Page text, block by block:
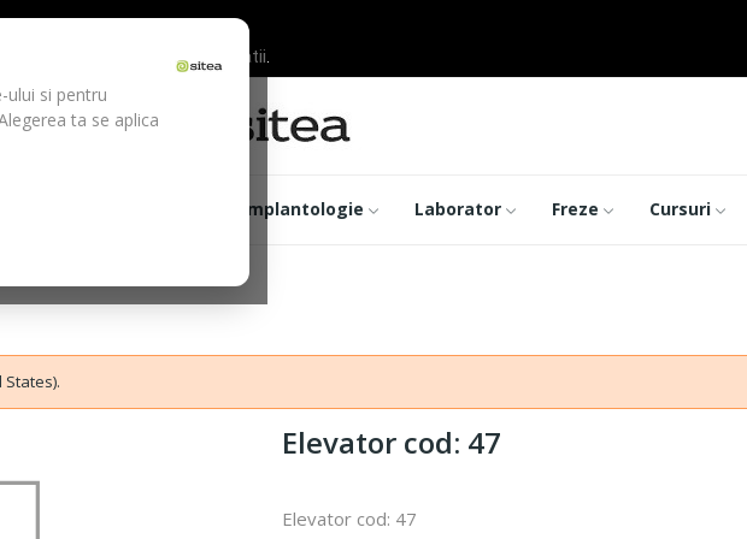
ului si pentru
ta se aplica
inainte de efectuarea platii.
Implantologie Laborator Freze Cursuri
Elevator cod: 47
Elevator cod: 47